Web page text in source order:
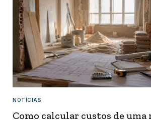
NOTÍCIAS
Como calcular custos de uma